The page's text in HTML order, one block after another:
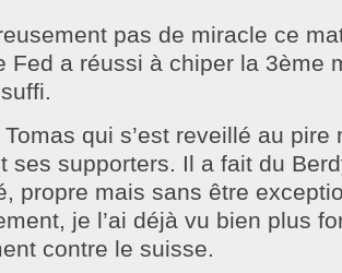
pas de miracle ce
Fed a réussi à chiper la 3ème
qui s’est reveillé au pire
ses supporters. Il a fait du
propre mais sans être
je l’ai déjà vu bien plus
contre le suisse.